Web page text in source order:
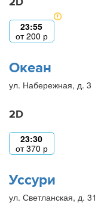
23:55
от200 р
Океан
ул. Набережная, д. 3
2D
23:30
от370 р
Уссури
ул. Светланская, д. 31